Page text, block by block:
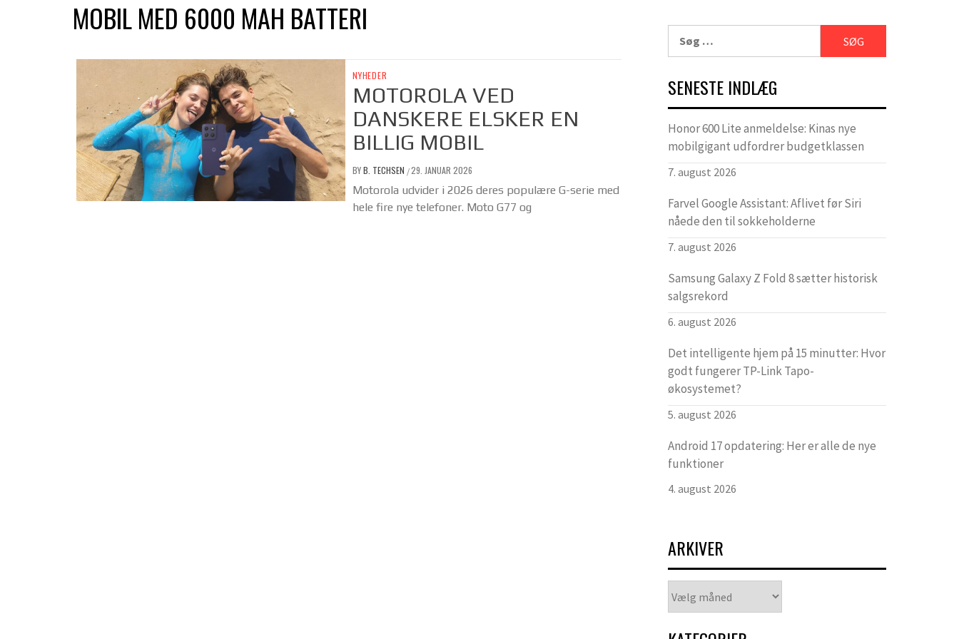
MOBIL MED 6000 MAH BATTERI
NYHEDER
MOTOROLA VED
DANSKERE ELSKER EN
BILLIG MOBIL
BYB. TECHSEN /29. JANUAR 2026
Motorola udvider i 2026 deres populære G-serie med
hele fire nye telefoner. Moto G77 og
efter:
SENESTE INDLÆG
Honor 600 Lite anmeldelse: Kinas nye
mobilgigant udfordrer budgetklassen
7. august 2026
Farvel Google Assistant: Aflivet før Siri
nåede den til sokkeholderne
7. august 2026
Samsung Galaxy Z Fold 8 sætter historisk
salgsrekord
6. august 2026
Det intelligente hjem på 15 minutter: Hvor
godt fungerer TP-Link Tapo-
økosystemet?
5. august 2026
Android 17 opdatering: Her er alle de nye
funktioner
4. august 2026
ARKIVER